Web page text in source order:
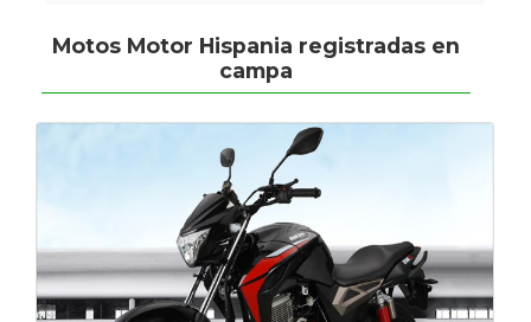
Motos Motor Hispania registradas en
campa